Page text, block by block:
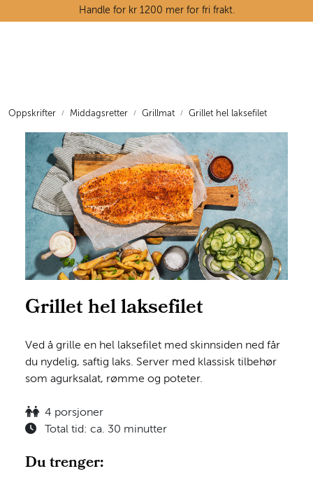
Skip to main contentHandle for kr 1200 mer for fri frakt.
Oppskrifter Middagsretter Grillmat Grillet hel laksefilet
Grillet hel laksefilet
Ved å grille en hel laksefilet med skinnsiden ned får
du nydelig, saftig laks. Server med klassisk tilbehør
som agurksalat, rømme og poteter.
4 porsjoner
Total tid: ca. 30 minutter
Du trenger:
Tørrvarehylla
Grøntavdelingen
Oppskrifter
Kunnskapshjørnet